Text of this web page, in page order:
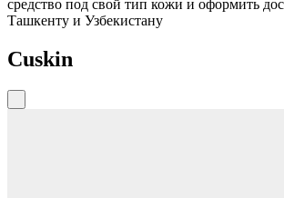
средство под свой тип кожи и оформить
Ташкенту и Узбекистану
Cuskin